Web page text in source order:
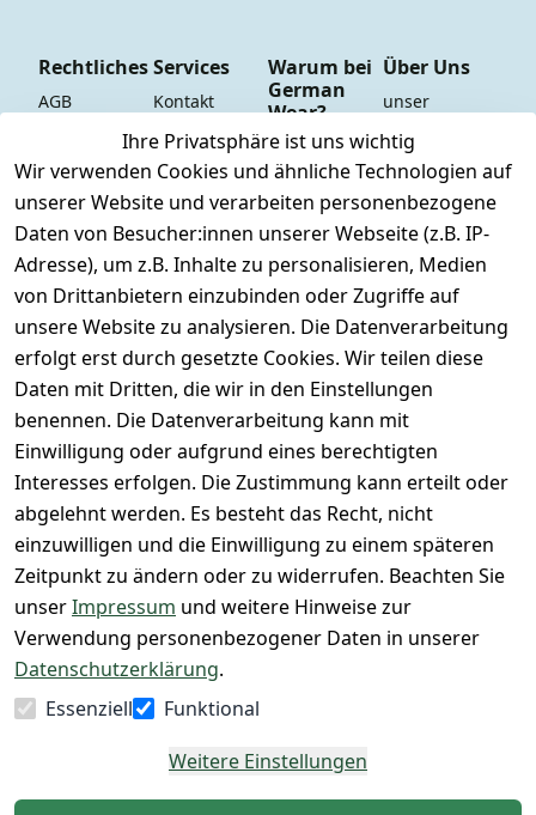
Ihre Privatsphäre ist uns wichtig
Wir verwenden Cookies und ähnliche Technologien auf
unserer Website und verarbeiten personenbezogene
Daten von Besucher:innen unserer Webseite (z.B. IP-
Adresse), um z.B. Inhalte zu personalisieren, Medien
von Drittanbietern einzubinden oder Zugriffe auf
unsere Website zu analysieren. Die Datenverarbeitung
erfolgt erst durch gesetzte Cookies. Wir teilen diese
Daten mit Dritten, die wir in den Einstellungen
benennen. Die Datenverarbeitung kann mit
Einwilligung oder aufgrund eines berechtigten
Interesses erfolgen. Die Zustimmung kann erteilt oder
abgelehnt werden. Es besteht das Recht, nicht
einzuwilligen und die Einwilligung zu einem späteren
Zeitpunkt zu ändern oder zu widerrufen. Beachten Sie
unserImpressum und weitere Hinweise zur
Verwendung personenbezogener Daten in unserer
Datenschutzerklärung.
Essenziell
Funktional
Weitere Einstellungen
Rechtliches
AGB
Impressum
Datenschutze
rklärung
Barrierefreihe
itserklärung
Widerrufsrec
ht
Vertrag
widerrufen
Services
Kontakt
Registrieren
Versand &
Versandkoste
n
Retoure &
Rücksendung
Rücksendeeti
kett drucken
(Inland)
FAQs - Häufig
gestellte
Fragen
Konfektionsgr
ößen
Lagerverkauf
- unser Laden
in Hannover
Warum bei
German
Wear?
Dauer
Tiefpreisgara
ntie*
Express-24h-
Versand
24/7 aktueller
Warenbestan
d
+ 95% aus
eigener
Herstellung
+ 60 Jahre
Geschäftserfa
hrung
Über Uns
unser
YouTube-
Kanal
unsere
Facebook-
Seite
unsere
Damen &
Herren
unsere
Gutscheine &
SALE
Whatsapp Nr.:
+49511676950
14
Lagerverkauf:
Ikarusallee